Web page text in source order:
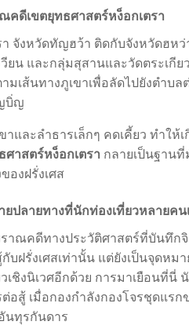
คดีเขตยุทธศาสตร์หง็อกเตรา
า จังหวัดทัญฮว้า ติดกับจังหวัดฮห
น และกลุ่มสุสานและวัดตระเกีย
เส้นทางภูเขาเพื่อลัดไปยังตำบล
บิ่ญ
และลำธารเล็กๆ คดเคี้ยว ทำให้
ศาสตร์หง็อกเตรา กลายเป็นฐาน
องฝรั่งเศส
ยปลายทางที่นักท่องเที่ยวหลายคน
ราณคดีทางประวัติศาสตร์ที่บันทึ
ฝรั่งเศสเท่านั้น แต่ยังเป็นจุดหม
งนิเวศอีกด้วย การมาเยือนที่นี่ นั
อสู้ เมื่อกองกำลังกองโจรชุดแร
นทุรกันดาร